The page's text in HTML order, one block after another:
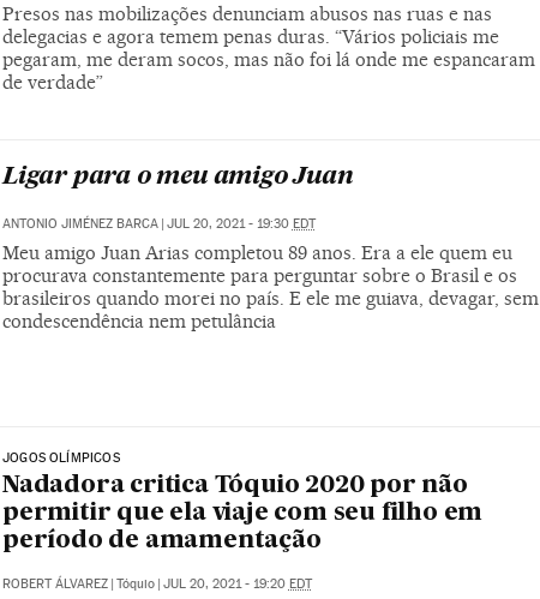
Presos nas mobilizações denunciam abusos nas ruas e nas
delegacias e agora temem penas duras. “Vários policiais me
pegaram, me deram socos, mas não foi lá onde me espancaram
de verdade”
Ligar para o meu amigo Juan
ANTONIO JIMÉNEZ BARCA JUL 20, 2021 - 19:30 EDT
Meu amigo Juan Arias completou 89 anos. Era a ele quem eu
procurava constantemente para perguntar sobre o Brasil e os
brasileiros quando morei no país. E ele me guiava, devagar, sem
condescendência nem petulância
JOGOS OLÍMPICOS
Nadadora critica Tóquio 2020 por não
permitir que ela viaje com seu filho em
período de amamentação
ROBERT ÁLVAREZ | Tóquio | JUL 20, 2021 - 19:20 EDT